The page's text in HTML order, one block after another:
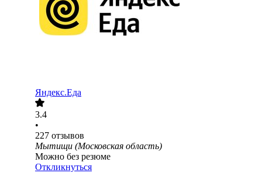
Яндекс.Еда
3.4
•
227 отзывов
Мытищи (Московская область)
Можно без резюме
Откликнуться